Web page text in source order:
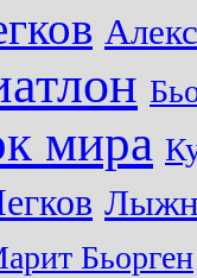
мира
Бьорген